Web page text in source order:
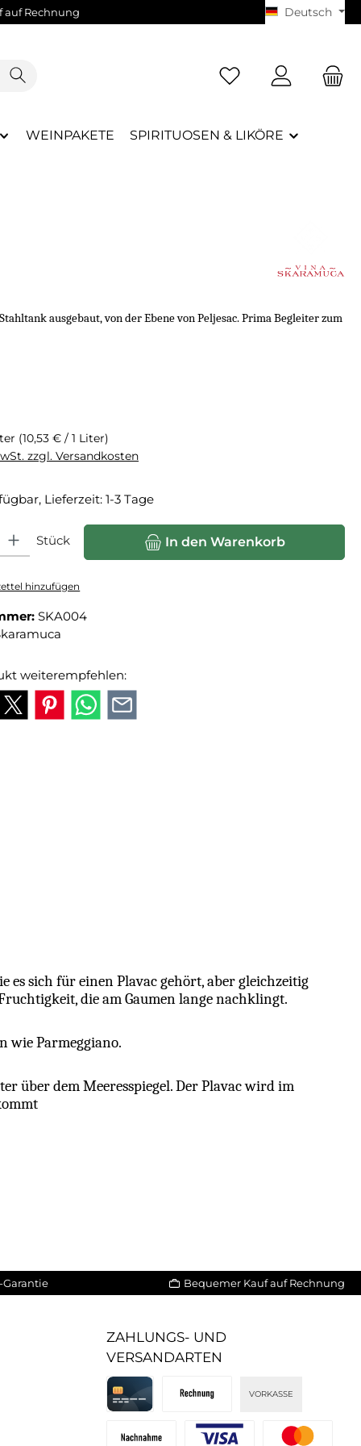
auf Rechnung Deutsch
WEINPAKETE SPIRITUOSEN & LIKÖRE
ausgebaut, von der Ebene von Peljesac. Prima Begleiter zum
(10,53 € / 1 Liter)
zzgl. Versandkosten
Lieferzeit: 1-3 Tage
Gib den gewünschten Wert ein oder benutze die
Stück In den Warenkorb
hinzufügen
SKA004
weiterempfehlen:
sich für einen Plavac gehört, aber gleichzeitig
die am Gaumen lange nachklingt.
wie Parmeggiano.
über dem Meeresspiegel. Der Plavac wird im
Garantie Bequemer Kauf auf Rechnung
ZAHLUNGS- UND
VERSANDARTEN
VORKASSE